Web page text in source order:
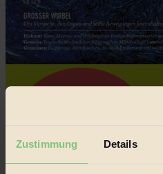
Zustimmung Details